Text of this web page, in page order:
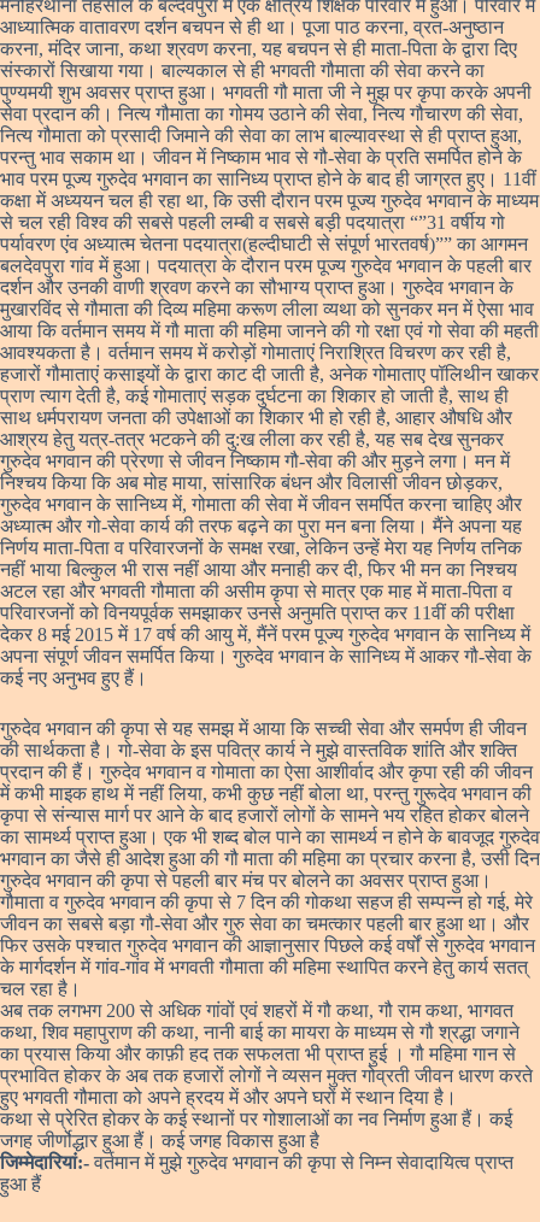
मनोहरथाना तहसील के बल्देवपुरा में एक क्षत्रिय शिक्षक परिवार में हुआ। परिवार में
आध्यात्मिक वातावरण दर्शन बचपन से ही था। पूजा पाठ करना, व्रत-अनुष्ठान
करना, मंदिर जाना, कथा श्रवण करना, यह बचपन से ही माता-पिता के द्वारा दिए
संस्कारों सिखाया गया। बाल्यकाल से ही भगवती गौमाता की सेवा करने का
पुण्यमयी शुभ अवसर प्राप्त हुआ। भगवती गौ माता जी ने मुझ पर कृपा करके अपनी
सेवा प्रदान की। नित्य गौमाता का गोमय उठाने की सेवा, नित्य गौचारण की सेवा,
नित्य गौमाता को प्रसादी जिमाने की सेवा का लाभ बाल्यावस्था से ही प्राप्त हुआ,
परन्तु भाव सकाम था। जीवन में निष्काम भाव से गौ-सेवा के प्रति समर्पित होने के
भाव परम पूज्य गुरुदेव भगवान का सानिध्य प्राप्त होने के बाद ही जाग्रत हुए। 11वीं
कक्षा में अध्ययन चल ही रहा था, कि उसी दौरान परम पूज्य गुरुदेव भगवान के माध्यम
से चल रही विश्व की सबसे पहली लम्बी व सबसे बड़ी पदयात्रा “”31 वर्षीय गो
पर्यावरण एंव अध्यात्म चेतना पदयात्रा(हल्दीघाटी से संपूर्ण भारतवर्ष)”” का आगमन
बलदेवपुरा गांव में हुआ। पदयात्रा के दौरान परम पूज्य गुरुदेव भगवान के पहली बार
दर्शन और उनकी वाणी श्रवण करने का सौभाग्य प्राप्त हुआ। गुरुदेव भगवान के
मुखारविंद से गौमाता की दिव्य महिमा करूण लीला व्यथा को सुनकर मन में ऐसा भाव
आया कि वर्तमान समय में गौ माता की महिमा जानने की गो रक्षा एवं गो सेवा की महती
आवश्यकता है। वर्तमान समय में करोड़ों गोमाताएं निराश्रित विचरण कर रही है,
हजारों गौमाताएं कसाइयों के द्वारा काट दी जाती है, अनेक गोमाताए पॉलिथीन खाकर
प्राण त्याग देती है, कई गोमाताएं सड़क दुर्घटना का शिकार हो जाती है, साथ ही
साथ धर्मपरायण जनता की उपेक्षाओं का शिकार भी हो रही है, आहार औषधि और
आश्रय हेतु यत्र-तत्र भटकने की दु:ख लीला कर रही है, यह सब देख सुनकर
गुरुदेव भगवान की प्रेरणा से जीवन निष्काम गौ-सेवा की और मुड़ने लगा। मन में
निश्चय किया कि अब मोह माया, सांसारिक बंधन और विलासी जीवन छोड़कर,
गुरुदेव भगवान के सानिध्य में, गोमाता की सेवा में जीवन समर्पित करना चाहिए और
अध्यात्म और गो-सेवा कार्य की तरफ बढ़ने का पुरा मन बना लिया। मैंने अपना यह
निर्णय माता-पिता व परिवारजनों के समक्ष रखा, लेकिन उन्हें मेरा यह निर्णय तनिक
नहीं भाया बिल्कुल भी रास नहीं आया और मनाही कर दी, फिर भी मन का निश्चय
अटल रहा और भगवती गौमाता की असीम कृपा से मात्र एक माह में माता-पिता व
परिवारजनों को विनयपूर्वक समझाकर उनसे अनुमति प्राप्त कर 11वीं की परीक्षा
देकर 8 मई 2015 में 17 वर्ष की आयु में, मैंनें परम पूज्य गुरुदेव भगवान के सानिध्य में
अपना संपूर्ण जीवन समर्पित किया। गुरुदेव भगवान के सानिध्य में आकर गौ-सेवा के
कई नए अनुभव हुए हैं।
गुरुदेव भगवान की कृपा से यह समझ में आया कि सच्ची सेवा और समर्पण ही जीवन
की सार्थकता है। गो-सेवा के इस पवित्र कार्य ने मुझे वास्तविक शांति और शक्ति
प्रदान की हैं। गुरुदेव भगवान व गोमाता का ऐसा आशीर्वाद और कृपा रही की जीवन
में कभी माइक हाथ में नहीं लिया, कभी कुछ नहीं बोला था, परन्तु गुरूदेव भगवान की
कृपा से संन्यास मार्ग पर आने के बाद हजारों लोगों के सामने भय रहित होकर बोलने
का सामर्थ्य प्राप्त हुआ। एक भी शब्द बोल पाने का सामर्थ्य न होने के बावजूद गुरुदेव
भगवान का जैसे ही आदेश हुआ की गौ माता की महिमा का प्रचार करना है, उसी दिन
गुरुदेव भगवान की कृपा से पहली बार मंच पर बोलने का अवसर प्राप्त हुआ।
गौमाता व गुरुदेव भगवान की कृपा से 7 दिन की गोकथा सहज ही सम्पन्न हो गई, मेरे
जीवन का सबसे बड़ा गौ-सेवा और गुरु सेवा का चमत्कार पहली बार हुआ था। और
फिर उसके पश्चात गुरुदेव भगवान की आज्ञानुसार पिछले कई वर्षों से गुरुदेव भगवान
के मार्गदर्शन में गांव-गांव में भगवती गौमाता की महिमा स्थापित करने हेतु कार्य सतत्
चल रहा है।
अब तक लगभग 200 से अधिक गांवों एवं शहरों में गौ कथा, गौ राम कथा, भागवत
कथा, शिव महापुराण की कथा, नानी बाई का मायरा के माध्यम से गौ श्रद्धा जगाने
का प्रयास किया और काफ़ी हद तक सफलता भी प्राप्त हुई । गौ महिमा गान से
प्रभावित होकर के अब तक हजारों लोगों ने व्यसन मुक्त गोव्रती जीवन धारण करते
हुए भगवती गौमाता को अपने ह्रदय में और अपने घरों में स्थान दिया है।
कथा से प्रेरित होकर के कई स्थानों पर गोशालाओं का नव निर्माण हुआ हैं। कई
जगह जीर्णोद्धार हुआ हैं। कई जगह विकास हुआ है
जिम्मेदारियां:-वर्तमान में मुझे गुरुदेव भगवान की कृपा से निम्न सेवादायित्व प्राप्त
हुआ हैं